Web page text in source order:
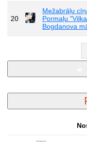
20
Mežabrāļu
Pormaļu
Bogdanova